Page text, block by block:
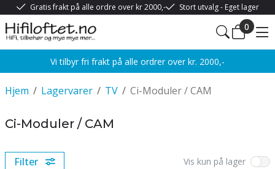
Gratis frakt på alle ordre over kr 2000,- Stort utvalg - Eget lager
0
Vi tilbyr fri frakt på alle ordrer over kr. 2000,-
/
Hjem /
Lagervarer /
TV Ci-Moduler / CAM
Ci-Moduler / CAM
Filter Vis kun på lager